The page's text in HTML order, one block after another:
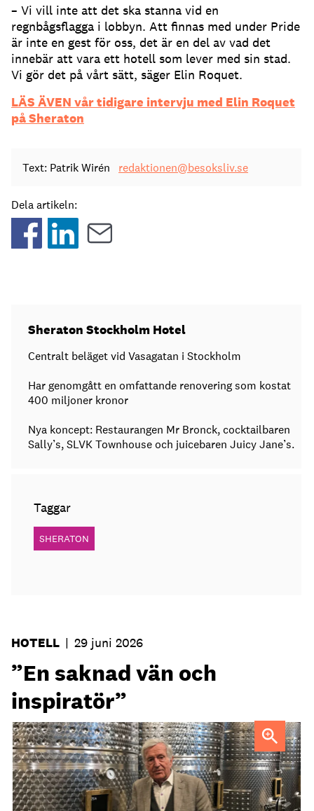
– Vi vill inte att det ska stanna vid en
regnbågsflagga i lobbyn. Att finnas med under Pride
är inte en gest för oss, det är en del av vad det
innebär att vara ett hotell som lever med sin stad.
Vi gör det på vårt sätt, säger Elin Roquet.
LÄS ÄVEN vår tidigare intervju med Elin Roquet
på Sheraton
Text: Patrik Wirén redaktionen@besoksliv.se
Dela artikeln:
Sheraton Stockholm Hotel
Centralt beläget vid Vasagatan i Stockholm
Har genomgått en omfattande renovering som kostat
400 miljoner kronor
Nya koncept: Restaurangen Mr Bronck, cocktailbaren
Sally’s, SLVK Townhouse och juicebaren Juicy Jane’s.
Taggar
SHERATON
HOTELL | 29 juni 2026
”En saknad vän och
inspiratör”
Ejnar Söder var en drivande kraft i den svenska
hotellbranchen.